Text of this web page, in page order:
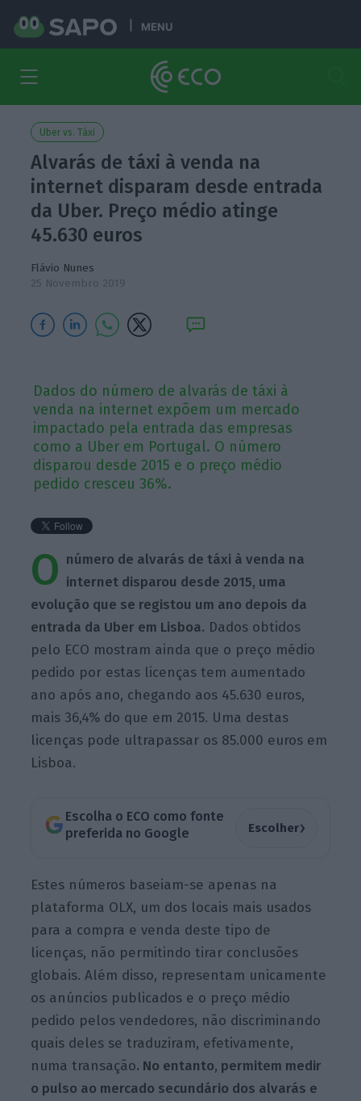
MENU
Uber vs. Táxi
Alvarás de táxi à venda na
internet disparam desde entrada
da Uber. Preço médio atinge
45.630 euros
Flávio Nunes
25 Novembro 2019
Dados do número de alvarás de táxi à
venda na internet expõem um mercado
impactado pela entrada das empresas
como a Uber em Portugal. O número
disparou desde 2015 e o preço médio
pedido cresceu 36%.
O número de alvarás de táxi à venda na
internet disparou desde 2015, uma
evolução que se registou um ano depois da
entrada da Uber em Lisboa. Dados obtidos
pelo ECO mostram ainda que o preço médio
pedido por estas licenças tem aumentado
ano após ano, chegando aos 45.630 euros,
mais 36,4% do que em 2015. Uma destas
licenças pode ultrapassar os 85.000 euros em
Lisboa.
Escolha o ECO como fonte
preferida no Google
Escolher›
Estes números baseiam-se apenas na
plataforma OLX, um dos locais mais usados
para a compra e venda deste tipo de
licenças, não permitindo tirar conclusões
globais. Além disso, representam unicamente
os anúncios publicados e o preço médio
pedido pelos vendedores, não discriminando
quais deles se traduziram, efetivamente,
numa transação. No entanto, permitem medir
o pulso ao mercado secundário dos alvarás e